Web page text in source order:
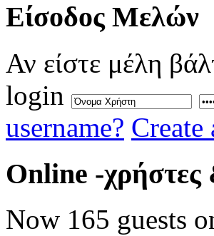
Eίσοδος Μελών
Αν είστε μέλη
login
username? Create
Online -χρήστες
Now 165 guests